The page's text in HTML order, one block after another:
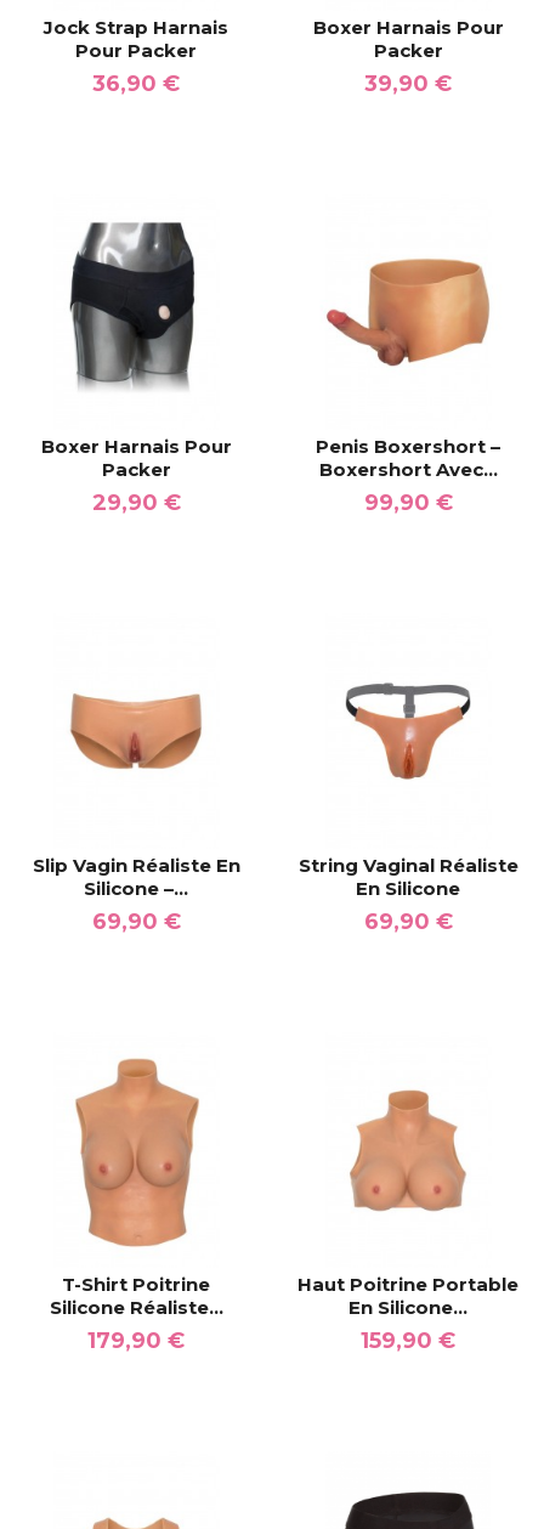
Jock Strap Harnais
Pour Packer
36,90 €
Boxer Harnais Pour
Packer
39,90 €
Boxer Harnais Pour
Packer
29,90 €
Penis Boxershort –
Boxershort Avec...
99,90 €
Slip Vagin Réaliste En
Silicone –...
69,90 €
String Vaginal Réaliste
En Silicone
69,90 €
T-Shirt Poitrine
Silicone Réaliste...
179,90 €
Haut Poitrine Portable
En Silicone...
159,90 €